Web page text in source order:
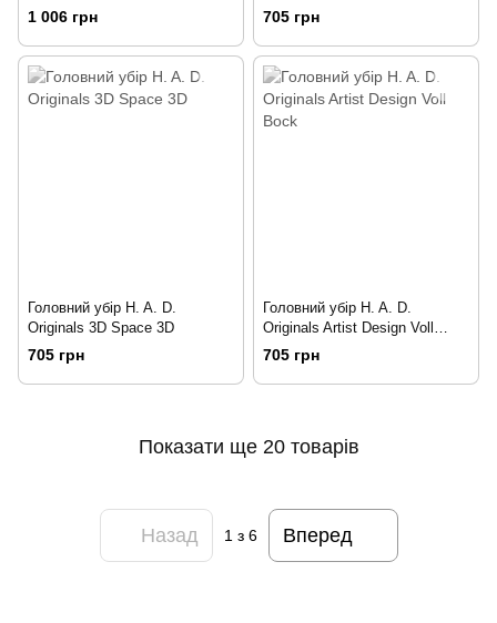
1 006 грн
Multi color
705 грн
Головний убір H. A. D.
Originals 3D Space 3D
705 грн
Головний убір H. A. D.
Originals Artist Design Voll
Bock
705 грн
Показати ще 20 товарів
Назад 1з 6 Вперед